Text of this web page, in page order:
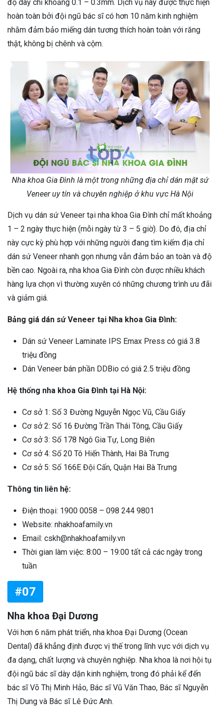
độ dày chỉ khoảng 0.1 – 0.3mm. Dịch vụ này được thực hiện
hoàn toàn bởi đội ngũ bác sĩ có hơn 10 năm kinh nghiệm
nhằm đảm bảo miếng dán tương thích hoàn toàn với răng
thật, không bị chênh và cộm.
Nha khoa Gia Đình là một trong những địa chỉ dán mặt sứ
Veneer uy tín và chuyên nghiệp ở khu vực Hà Nội
Dịch vụ dán sứ Veneer tại nha khoa Gia Đình chỉ mất khoảng
1 – 2 ngày thực hiện (mỗi ngày từ 3 – 5 giờ). Do đó, địa chỉ
này cực kỳ phù hợp với những người đang tìm kiếm địa chỉ
dán sứ Veneer nhanh gọn nhưng vẫn đảm bảo an toàn và độ
bền cao. Ngoài ra, nha khoa Gia Đình còn được nhiều khách
hàng lựa chọn vì thường xuyên có những chương trình ưu đãi
và giảm giá.
Bảng giá dán sứ Veneer tại Nha khoa Gia Đình:
Dán sứ Veneer Laminate IPS Emax Press có giá 3.8
triệu đồng
Dán Veneer bán phần DDBio có giá 2.5 triệu đồng
Hệ thống nha khoa Gia Đình tại Hà Nội:
Cơ sở 1: Số 3 Đường Nguyễn Ngọc Vũ, Cầu Giấy
Cơ sở 2: Số 16 Đường Trần Thái Tông, Cầu Giấy
Cơ sở 3: Số 178 Ngô Gia Tự, Long Biên
Cơ sở 4: Số 20 Tô Hiến Thành, Hai Bà Trưng
Cơ sở 5: Số 166E Đội Cấn, Quận Hai Bà Trưng
Thông tin liên hệ:
Điện thoại: 1900 0058 – 098 244 9801
Website: nhakhoafamily.vn
Email: cskh@nhakhoafamily.vn
Thời gian làm việc: 8:00 – 19:00 tất cả các ngày trong
tuần
#07
Nha khoa Đại Dương
Với hơn 6 năm phát triển, nha khoa Đại Dương (Ocean
Dental) đã khẳng định được vị thế trong lĩnh vực với dịch vụ
đa dạng, chất lượng và chuyên nghiệp. Nha khoa là nơi hội tụ
đội ngũ bác sĩ dày dặn kinh nghiệm, trong đó phải kể đến
bác sĩ Võ Thị Minh Hảo, Bác sĩ Vũ Văn Thao, Bác sĩ Nguyễn
Thị Dung và Bác sĩ Lê Đức Anh.